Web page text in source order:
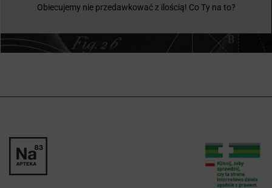
Obiecujemy nie przedawkować z ilością! Co Ty na to?